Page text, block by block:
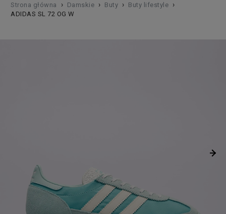
Strona główna › Damskie › Buty › Buty lifestyle ›
ADIDAS SL 72 OG W